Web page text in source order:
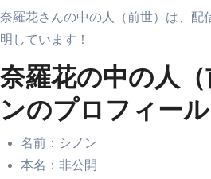
奈羅花さんの中の人（前世）は、配
明しています！
奈羅花の中の人（
ンのプロフィール
名前：シノン
本名：非公開